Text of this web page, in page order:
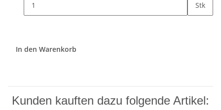
Stk
In den Warenkorb
Kunden kauften dazu folgende Artikel: